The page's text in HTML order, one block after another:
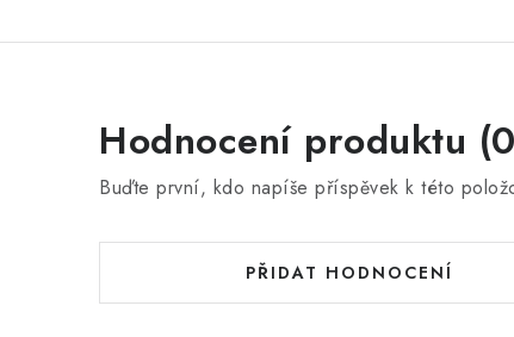
Hodnocení produktu
Buďte první, kdo napíše příspěvek k této
PŘIDAT HODNOCENÍ